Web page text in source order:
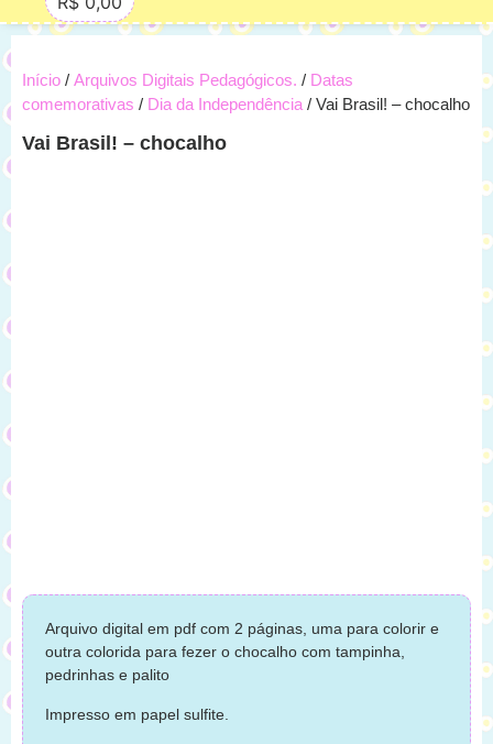
Início / Arquivos Digitais Pedagógicos. / Datas
comemorativas / Dia da Independência / Vai Brasil! – chocalho
Vai Brasil! – chocalho
Arquivo digital em pdf com 2 páginas, uma para colorir e
outra colorida para fezer o chocalho com tampinha,
pedrinhas e palito
Impresso em papel sulfite.